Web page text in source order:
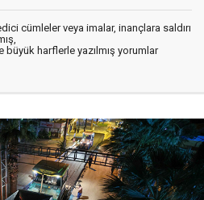
cümleler veya imalar, inançlara saldırı
büyük harflerle yazılmış yorumlar